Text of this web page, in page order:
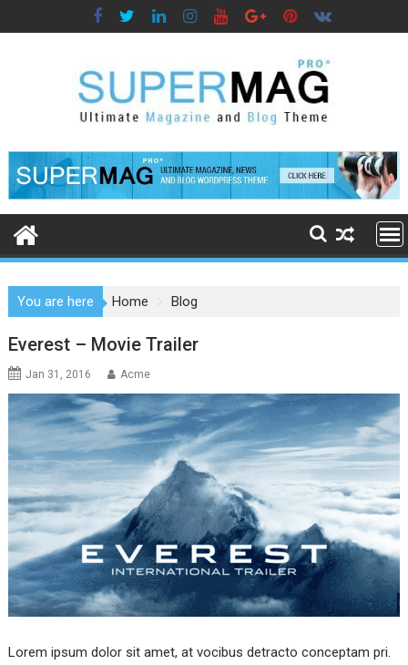
to
You are here Home Blog
Blog
Everest – Movie Trailer
Jan 31, 2016 Acme
Lorem ipsum dolor sit amet, at vocibus detracto conceptam pri.